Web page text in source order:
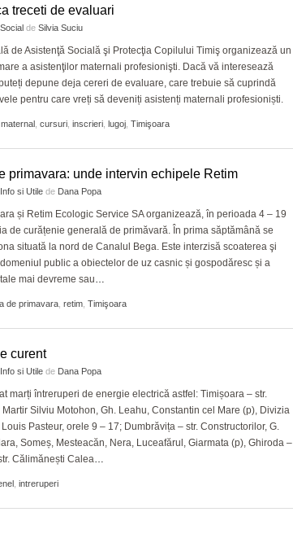
treceti de evaluari
Social de Silvia Suciu
de Asistenţă Socială şi Protecţia Copilului Timiş organizează un
a asistenţilor maternali profesionişti. Dacă vă interesează
depune deja cereri de evaluare, care trebuie să cuprindă
pentru care vreți să deveniți asistenți maternali profesioniști.
cursuri inscrieri lugoj Timişoara
primavara: unde intervin echipele Retim
Info si Utile de Dana Popa
și Retim Ecologic Service SA organizează, în perioada 4 – 19
de curățenie generală de primăvară. În prima săptămână se
situată la nord de Canalul Bega. Este interzisă scoaterea şi
public a obiectelor de uz casnic și gospodăresc și a
mai devreme sau…
de primavara retim Timişoara
curent
Info si Utile de Dana Popa
marți întreruperi de energie electrică astfel: Timișoara – str.
Martir Silviu Motohon, Gh. Leahu, Constantin cel Mare (p), Divizia
Pasteur, orele 9 – 17; Dumbrăvița – str. Constructorilor, G.
Someș, Mesteacăn, Nera, Luceafărul, Giarmata (p), Ghiroda –
Călimănești Calea…
intreruperi